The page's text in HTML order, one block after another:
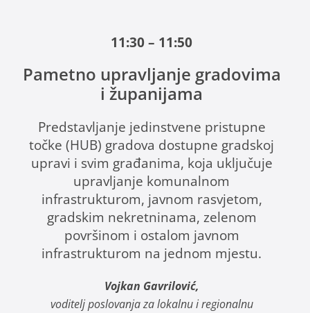
11:30 – 11:50
Pametno upravljanje gradovima
i županijama
Predstavljanje jedinstvene pristupne
točke (HUB) gradova dostupne gradskoj
upravi i svim građanima, koja uključuje
upravljanje komunalnom
infrastrukturom, javnom rasvjetom,
gradskim nekretninama, zelenom
površinom i ostalom javnom
infrastrukturom na jednom mjestu.
Vojkan Gavrilović,
voditelj poslovanja za lokalnu i regionalnu